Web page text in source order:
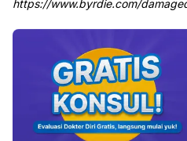
https://www.byrdie.com/